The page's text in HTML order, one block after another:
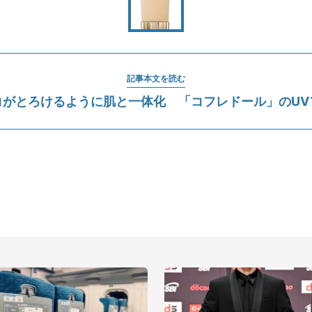
記事本文を読む
がとろけるように肌と一体化 「コフレドール」のUV